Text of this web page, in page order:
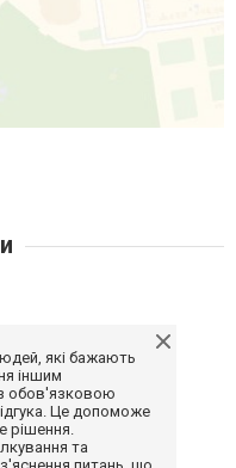
які бажають
іншим
обов'язковою
Це допоможе
рішення.
та